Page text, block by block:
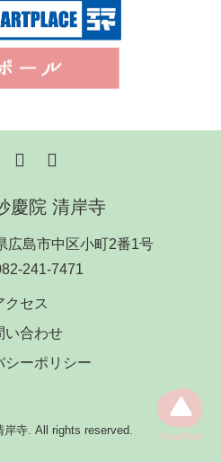
慶院 清岸寺
広島市中区小町2番1号
241-7471
クセス
い合わせ
シーポリシー
寺. All rights reserved.